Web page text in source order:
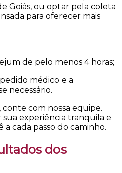
Goiás, ou optar pela coleta
para oferecer mais
de pelo menos 4 horas;
médico e a
necessário.
com nossa equipe.
experiência tranquila e
cada passo do caminho.
dos